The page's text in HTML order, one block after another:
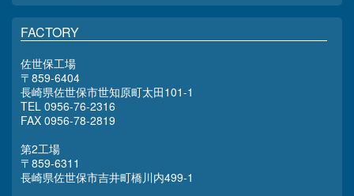
FACTORY
佐世保工場
〒859-6404
長崎県佐世保市世知原町太田101-1
TEL 0956-76-2316
FAX 0956-78-2819
第2工場
〒859-6311
長崎県佐世保市吉井町橋川内499-1